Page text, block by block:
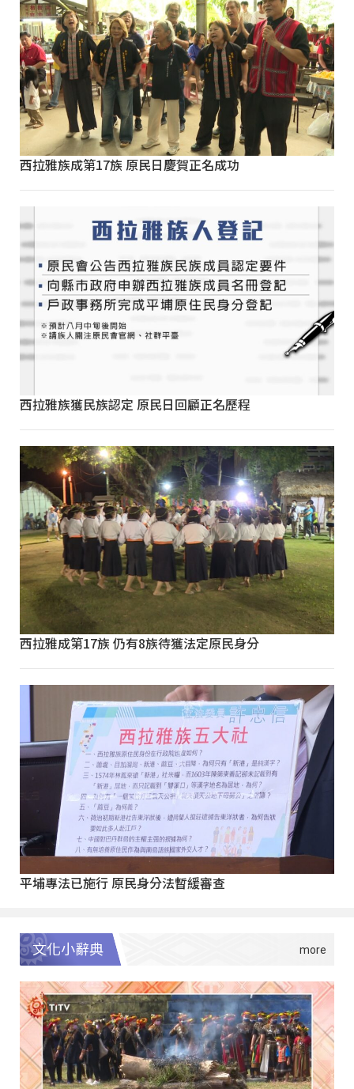
西拉雅族成第17族 原民日慶賀正名成功
西拉雅族獲民族認定 原民日回顧正名歷程
西拉雅成第17族 仍有8族待獲法定原民身分
平埔專法已施行 原民身分法暫緩審查
文化小辭典